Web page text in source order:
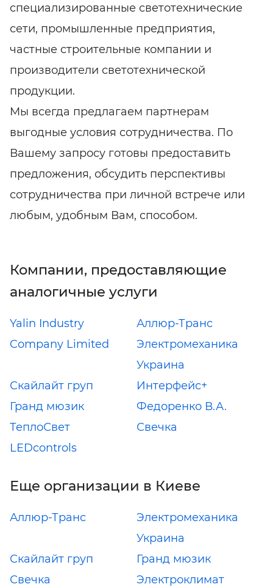
специализированные светотехнические
сети, промышленные предприятия,
частные строительные компании и
производители светотехнической
продукции.
Мы всегда предлагаем партнерам
выгодные условия сотрудничества. По
Вашему запросу готовы предоставить
предложения, обсудить перспективы
сотрудничества при личной встрече или
любым, удобным Вам, способом.
Компании, предоставляющие
аналогичные услуги
Yalin Industry
Company Limited
Аллюр-Транс
Электромеханика
Украина
Скайлайт груп
Интерфейс+
Гранд мюзик
Федоренко В.А.
ТеплоСвет
Свечка
LEDcontrols
Еще организации в Киеве
Аллюр-Транс
Электромеханика
Украина
Скайлайт груп
Гранд мюзик
Свечка
Электроклимат